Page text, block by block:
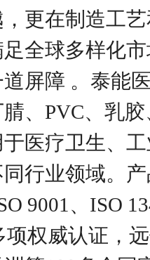
更在制造工
全球多样化
屏障 。泰能
、PVC、乳胶
医疗卫生、
行业领域。
9001、ISO
项权威认证，